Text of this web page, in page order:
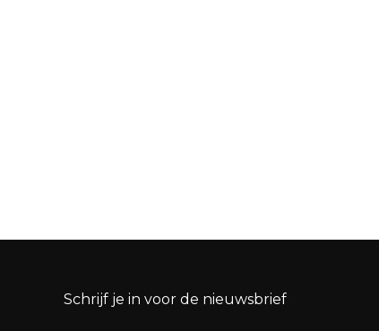
Schrijf je in voor de nieuwsbrief